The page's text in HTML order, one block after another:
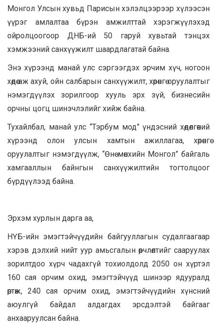
Монгол Улсын хувьд Парисын хэлэлцээрээр хүлээсэн
үүрэг амлалтаа бүрэн амжилттай хэрэгжүүлэхэд
ойролцоогоор ДНБ-ий 50 гаруй хувьтай тэнцэх
хэмжээний санхүүжилт шаардлагатай байна.
Энэ хүрээнд манай улс сэргээгдэх эрчим хүч, ногоон
хөдөө аж ахуй, ойн салбарын санхүүжилт, хөрөнгө оруулалтыг
нэмэгдүүлэх зорилгоор хууль эрх зүй, бизнесийн
орчны цогц шинэчлэлийг хийж байна.
Тухайлбал, манай улс “Тэрбум мод” үндэсний хөдөлгөөний
хүрээнд олон улсын хамтын ажиллагаа, хөрөнгө
оруулалтыг нэмэгдүүлж, “Өнө мөнхийн Монгол” байгаль
хамгааллын байнгын санхүүжилтийн тогтолцоог
бүрдүүлээд байна.
Эрхэм хурлын дарга аа,
НҮБ-ийн эмэгтэйчүүдийн байгууллагын судалгаагаар
хэрэв дэлхий нийт уур амьсгалын өөрчлөлтийг сааруулах
зорилтдоо хүрч чадахгүй тохиолдолд 2050 он хүртэл
160 сая орчим охид, эмэгтэйчүүд шинээр ядууралд
өртөж, 240 сая орчим охид, эмэгтэйчүүдийн хүнсний
аюулгүй байдал алдагдах эрсдэлтэй байгааг
анхааруулсан байна.